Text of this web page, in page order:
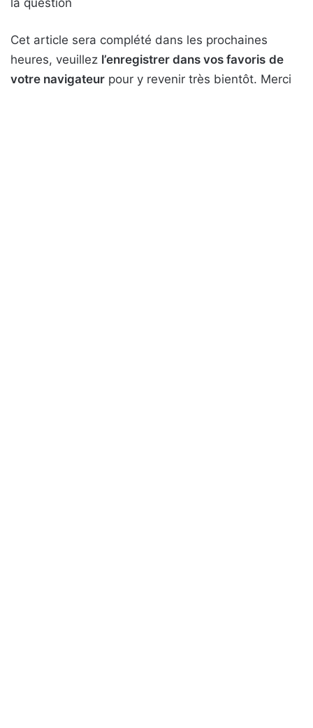
la question
Cet article sera complété dans les prochaines
heures, veuillez l’enregistrer dans vos favoris de
votre navigateur pour y revenir très bientôt. Merci